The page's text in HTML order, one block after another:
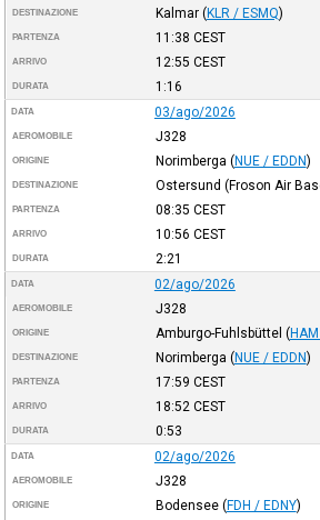
DESTINAZIONE Kalmar (KLR / ESMQ)
PARTENZA 11:38 CEST
ARRIVO 12:55 CEST
DURATA 1:16
DATA 03/ago/2026
AEROMOBILE J328
ORIGINE Norimberga (NUE / EDDN)
DESTINAZIONE Ostersund (Froson Air
PARTENZA 08:35 CEST
ARRIVO 10:56 CEST
DURATA 2:21
DATA 02/ago/2026
AEROMOBILE J328
ORIGINE Amburgo-Fuhlsbüttel (
DESTINAZIONE Norimberga (NUE / EDDN)
PARTENZA 17:59 CEST
ARRIVO 18:52 CEST
DURATA 0:53
DATA 02/ago/2026
AEROMOBILE J328
ORIGINE Bodensee (FDH / EDNY)